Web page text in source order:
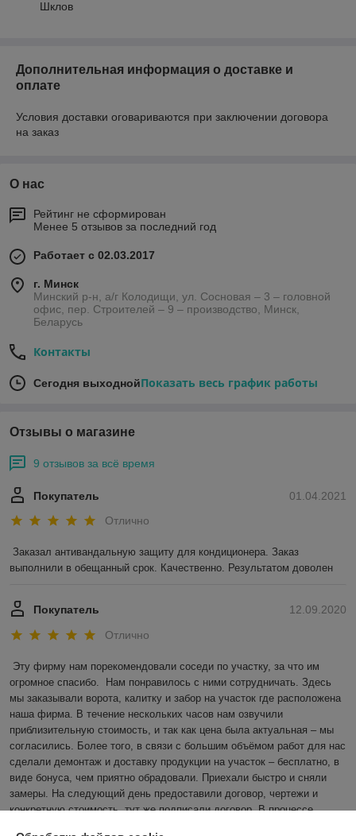
Шклов
Дополнительная информация о доставке и
оплате
Условия доставки оговариваются при заключении договора
на заказ
О нас
Рейтинг не сформирован
Менее 5 отзывов за последний год
Работает с 02.03.2017
г. Минск
Минский р-н, а/г Колодищи, ул. Сосновая – 3 – головной
офис, пер. Строителей – 9 – производство, Минск,
Беларусь
Контакты
Сегодня выходнойПоказать весь график работы
Отзывы о магазине
9 отзывов за всё время
01.04.2021
Покупатель
Отлично
Заказал антивандальную защиту для кондиционера. Заказ
выполнили в обещанный срок. Качественно. Результатом доволен
12.09.2020
Покупатель
Отлично
Эту фирму нам порекомендовали соседи по участку, за что им
огромное спасибо.  Нам понравилось с ними сотрудничать. Здесь
мы заказывали ворота, калитку и забор на участок где расположена
наша фирма. В течение нескольких часов нам озвучили
приблизительную стоимость, и так как цена была актуальная – мы
согласились. Более того, в связи с большим объёмом работ для нас
сделали демонтаж и доставку продукции на участок – бесплатно, в
виде бонуса, чем приятно обрадовали. Приехали быстро и сняли
замеры. На следующий день предоставили договор, чертежи и
конкретную стоимость, тут же подписали договор. В процессе